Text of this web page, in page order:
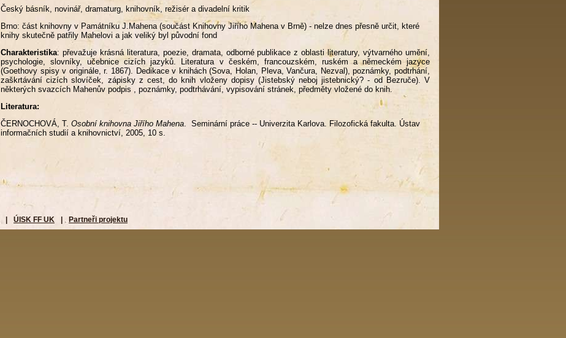
Český básník, novinář, dramaturg, knihovník, režisér a divadelní kritik
Brno: část knihovny v Památníku J.Mahena (součást Knihovny Jiřího Mahena v Brně) - nelze dnes přesně určit, které
knihy skutečně patřily Mahelovi a jak veliký byl původní fond
Charakteristika: převažuje krásná literatura, poezie, dramata, odborné publikace z oblasti literatury, výtvarného umění,
psychologie, slovníky, učebnice cizích jazyků. Literatura v českém, francouzském, ruském a německém jazyce
(Goethovy spisy v originále, r. 1867). Dedikace v knihách (Sova, Holan, Pleva, Vančura, Nezval), poznámky, podtrhání,
zaškrtávání cizích slovíček, zápisky z cest, do knih vloženy dopisy (Jistebský neboj jistebnický? - od Bezruče). V
některých svazcích Mahenův podpis , poznámky, podtrhávání, vypisování stránek, předměty vložené do knih.
Literatura:
ČERNOCHOVÁ, T. Osobní knihovna Jiřího Mahena . Seminární práce -- Univerzita Karlova. Filozofická fakulta. Ústav
informačních studií a knihovnictví, 2005, 10 s.
ÚISK FF UK Partneři projektu